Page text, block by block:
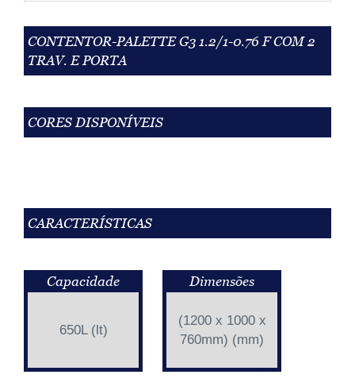
CONTENTOR-PALETTE G3 1.2/1-0.76 F COM 2
TRAV. E PORTA
CORES DISPONÍVEIS
CARACTERÍSTICAS
Capacidade
650L (lt)
Dimensões
(1200 x 1000 x
760mm) (mm)